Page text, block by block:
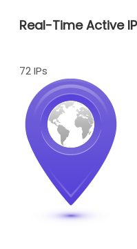
Real-Time Active
72 IPs